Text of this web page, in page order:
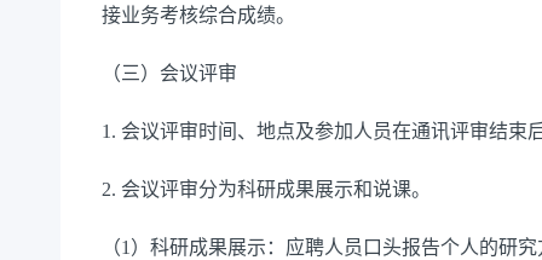
接业务考核综合成绩。
（三）会议评审
1. 会议评审时间、地点及参加人员在通讯评审结
2. 会议评审分为科研成果展示和说课。
（1）科研成果展示：应聘人员口头报告个人的研